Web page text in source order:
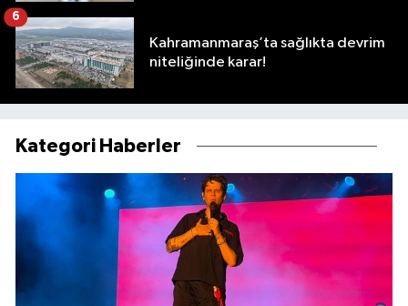
Kahramanmaraş’ta sağlıkta devrim
niteliğinde karar!
6
Kategori Haberler